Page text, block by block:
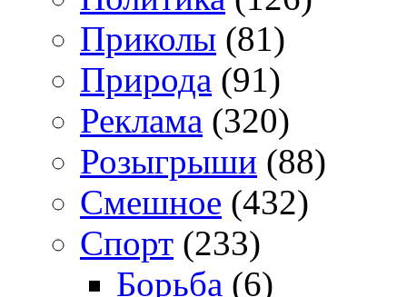
Приколы (81)
Природа (91)
Реклама (320)
Розыгрыши (88)
Смешное (432)
Спорт (233)
Борьба (6)